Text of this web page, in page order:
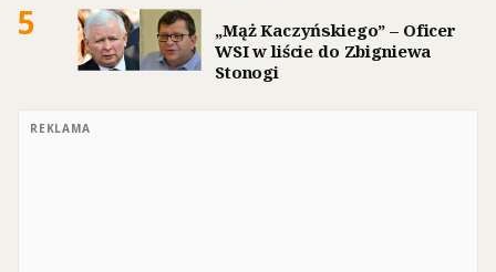
5
„Mąż Kaczyńskiego” – Oficer
WSI w liście do Zbigniewa
Stonogi
REKLAMA